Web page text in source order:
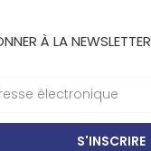
À LA NEWSLETTER
S'INSCRIRE